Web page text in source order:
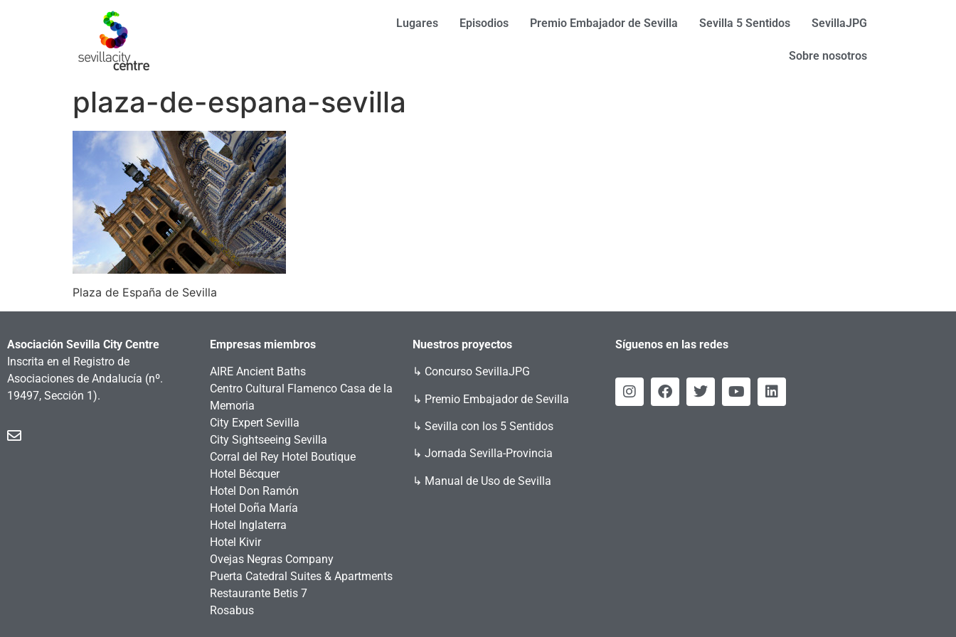
Lugares Episodios Premio Embajador de Sevilla Sevilla 5 Sentidos SevillaJPG
Sobre nosotros
plaza-de-espana-sevilla
Plaza de España de Sevilla
Asociación Sevilla City Centre
Inscrita en el Registro de
Asociaciones de Andalucía (nº.
19497, Sección 1).
Empresas miembros
AIRE Ancient Baths
Centro Cultural Flamenco Casa de la
Memoria
City Expert Sevilla
City Sightseeing Sevilla
Corral del Rey Hotel Boutique
Hotel Bécquer
Hotel Don Ramón
Hotel Doña María
Hotel Inglaterra
Hotel Kivir
Ovejas Negras Company
Puerta Catedral Suites & Apartments
Restaurante Betis 7
Rosabus
Nuestros proyectos
↳ Concurso SevillaJPG
↳ Premio Embajador de Sevilla
↳ Sevilla con los 5 Sentidos
↳ Jornada Sevilla-Provincia
↳ Manual de Uso de Sevilla
Síguenos en las redes